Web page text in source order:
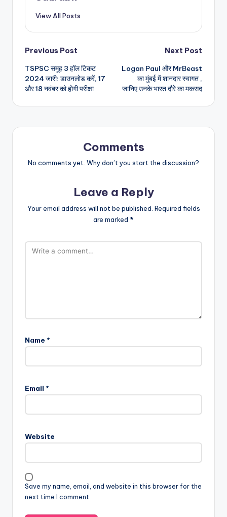
View All Posts
Post
navigation
Previous Post
TSPSC समूह 3 हॉल टिकट
2024 जारी: डाउनलोड करें, 17
और 18 नवंबर को होगी परीक्षा
Next Post
Logan Paul और MrBeast
का मुंबई में शानदार स्वागत ,
जानिए उनके भारत दौरे का मकसद
Comments
No comments yet. Why don’t you start the discussion?
Leave a Reply
Your email address will not be published. Required fields
are marked *
Name *
Email *
Website
Save my name, email, and website in this browser for the
next time I comment.